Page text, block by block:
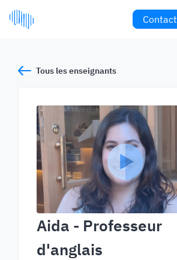
Contact
Tous les enseignants
Aida - Professeur
d'anglais